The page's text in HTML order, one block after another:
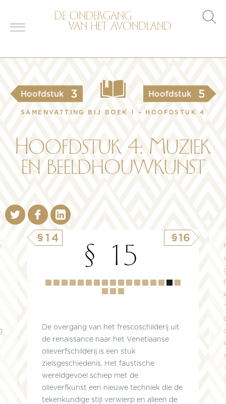
Hoofdstuk 3 Hoofdstuk 5
SAMENVATTING BIJ BOEK 1 – HOOFDSTUK 4
Hoofdstuk 4: Muziek
en beeldhouwkunst
§14 §16
§ 15
Hoofdstuk
1 2 3 4 5 6 7 8 9 10 11 12 13 14 15
17 18
De overgang van het frescoschilderij uit
de renaissance naar het Venetiaanse
olieverfschilderij is een stuk
zielsgeschiedenis. Het faustische
wereldgevoel schiep met de
olieverfkunst een nieuwe techniek die de
tekenkundige stijl verwierp en alleen de